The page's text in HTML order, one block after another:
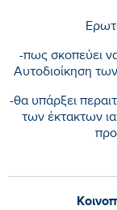
-πως σκοπεύει
Αυτοδιοίκηση
-θα υπάρξει
των έκτακτων